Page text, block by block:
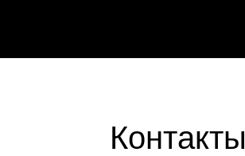
Контакты